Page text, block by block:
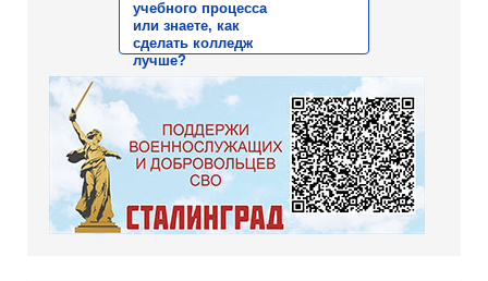
учебного процесса
или знаете, как
сделать колледж
лучше?